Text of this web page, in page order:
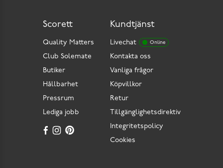
Kundtjänst
Livechat Online
Kontakta oss
Vanliga frågor
Köpvillkor
Retur
Tillgänglighetsdirektiv
Integritetspolicy
Cookies
Scorett
Quality Matters
Club Solemate
Butiker
Hållbarhet
Pressrum
Lediga jobb